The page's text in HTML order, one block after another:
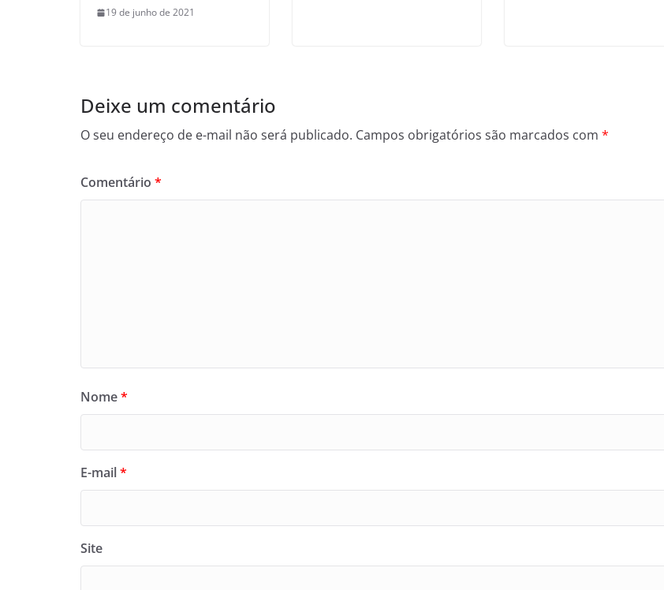
19 de junho de 2021
Deixe um comentário
O seu endereço de e-mail não será publicado. Campos obrigatórios são marcados com *
Comentário *
Nome*
E-mail*
Site